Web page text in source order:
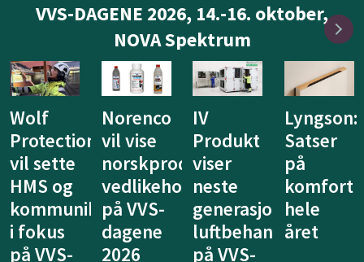
VVS-DAGENE 2026, 14.-16. oktober,
NOVA Spektrum
IV
Produkt
viser
neste
generasjon
luftbehandling
på VVS-
Lyngson:
Satser
på
komfort
hele
året
Niprox
lanserer
nytt
system
for
legionellasikring
på VVS-
KE
Fibertec
vil vise
at
kan